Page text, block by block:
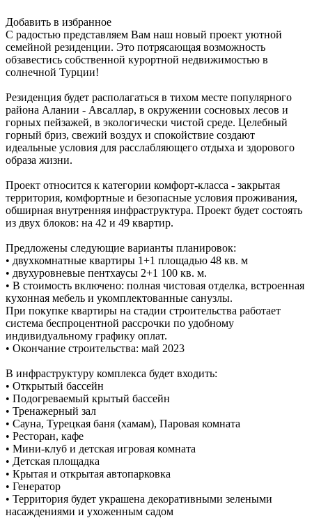
Добавить в избранное
С радостью представляем Вам наш новый проект уютной
семейной резиденции. Это потрясающая возможность
обзавестись собственной курортной недвижимостью в
солнечной Турции!
Резиденция будет располагаться в тихом месте популярного
района Алании - Авсаллар, в окружении сосновых лесов и
горных пейзажей, в экологически чистой среде. Целебный
горный бриз, свежий воздух и спокойствие создают
идеальные условия для расслабляющего отдыха и здорового
образа жизни.
Проект относится к категории комфорт-класса - закрытая
территория, комфортные и безопасные условия проживания,
обширная внутренняя инфраструктура. Проект будет состоять
из двух блоков: на 42 и 49 квартир.
Предложены следующие варианты планировок:
• двухкомнатные квартиры 1+1 площадью 48 кв. м
• двухуровневые пентхаусы 2+1 100 кв. м.
• В стоимость включено: полная чистовая отделка, встроенная
кухонная мебель и укомплектованные санузлы.
При покупке квартиры на стадии строительства работает
система беспроцентной рассрочки по удобному
индивидуальному графику оплат.
• Окончание строительства: май 2023
В инфраструктуру комплекса будет входить:
• Открытый бассейн
• Подогреваемый крытый бассейн
• Тренажерный зал
• Сауна, Турецкая баня (хамам), Паровая комната
• Ресторан, кафе
• Мини-клуб и детская игровая комната
• Детская площадка
• Крытая и открытая автопарковка
• Генератор
• Территория будет украшена декоративными зелеными
насаждениями и ухоженным садом